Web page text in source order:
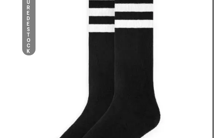
U
R
E
D
E
S
T
O
C
K